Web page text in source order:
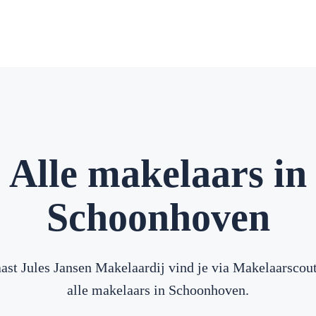
Alle makelaars in
Schoonhoven
Jules Jansen Makelaardij vind je via
alle makelaars in Schoonhoven.